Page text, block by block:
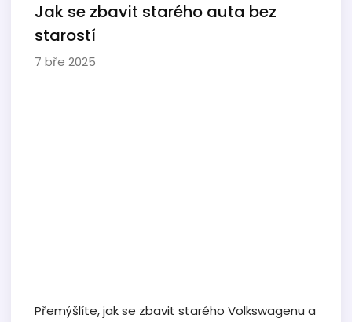
Jak se zbavit starého auta bez
starostí
7 bře 2025
Přemýšlíte, jak se zbavit starého Volkswagenu a